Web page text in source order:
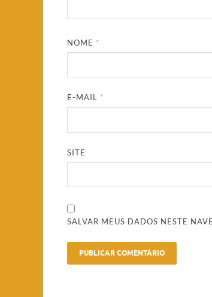
NOME*
E-MAIL*
SITE
SALVAR MEUS DADOS NESTE